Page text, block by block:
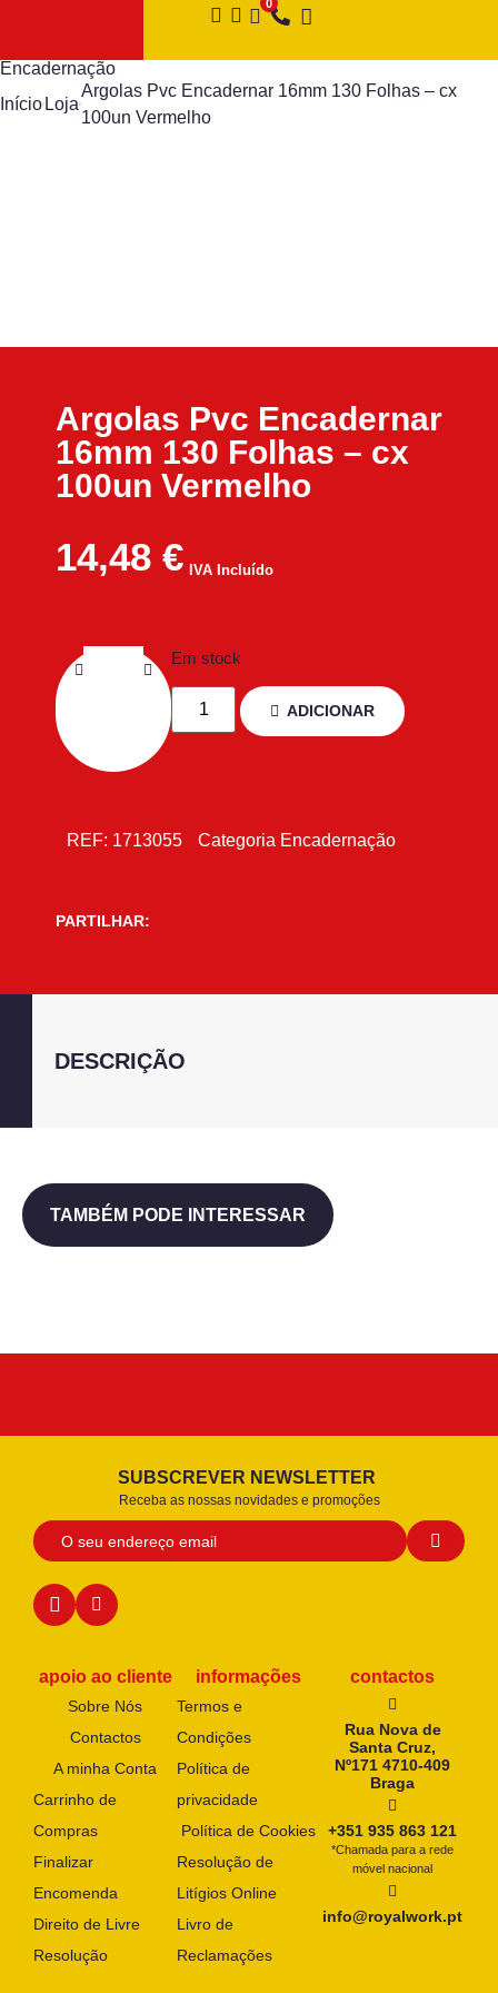
Encadernação
Início Loja
Argolas Pvc Encadernar 16mm 130 Folhas – cx
100un Vermelho
Argolas Pvc Encadernar
16mm 130 Folhas – cx
100un Vermelho
14,48 € IVA Incluído
Em stock
ADICIONAR
REF: 1713055 Categoria Encadernação
PARTILHAR:
DESCRIÇÃO
TAMBÉM PODE INTERESSAR
SUBSCREVER NEWSLETTER
Receba as nossas novidades e promoções
apoio ao cliente
Sobre Nós
Contactos
A minha Conta
Carrinho de
Compras
Finalizar
Encomenda
Direito de Livre
Resolução
informações
Termos e
Condições
Política de
privacidade
Política de Cookies
Resolução de
Litígios Online
Livro de
Reclamações
contactos
Rua Nova de
Santa Cruz,
Nº171 4710-409
Braga
+351 935 863 121
*Chamada para a rede
móvel nacional
info@royalwork.pt